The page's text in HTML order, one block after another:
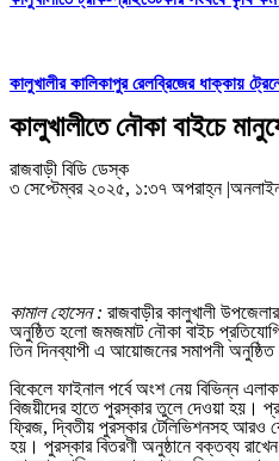
কালুখালীর কালিকাপুর রেলব্রিজের ধাক্কায়
কালুখালীতে নৌকা বাইচে
রাজবাড়ী বিডি ডেস্ক
৩ সেপ্টেম্বর ২০২৫, ১:৩৭ অপরাহ্ন |
কামাল হোসেন : রাজবাড়ীর কালুখালী
অনুষ্ঠিত হলো জমজমাট নৌকা বাইচ
তিন দিনব্যাপী এ আয়োজনের সমাপনী অনুষ্ঠিত
বিকেলে ফাইনাল পর্বে অংশ নেয় বিভিন্ন
বিজয়ীদের হাতে পুরস্কার তুলে দেওয়া হয়।
ফ্রিজ, দ্বিতীয় পুরস্কার টেলিভিশনসহ আরও
হয়। পুরস্কার বিতরণী অনুষ্ঠানে বক্তব্য